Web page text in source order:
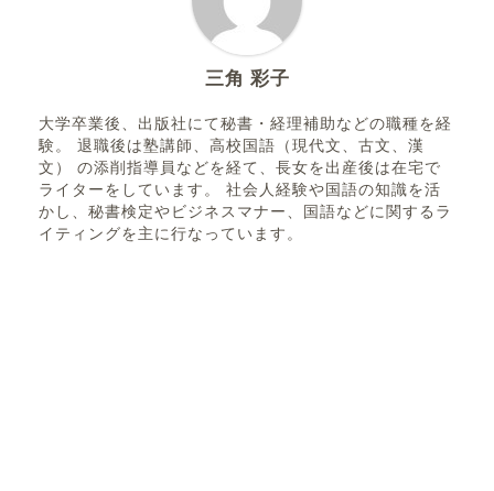
三角 彩子
大学卒業後、出版社にて秘書・経理補助などの職種を経
験。 退職後は塾講師、高校国語（現代文、古文、漢
文） の添削指導員などを経て、長女を出産後は在宅で
ライターをしています。 社会人経験や国語の知識を活
かし、秘書検定やビジネスマナー、国語などに関するラ
イティングを主に行なっています。